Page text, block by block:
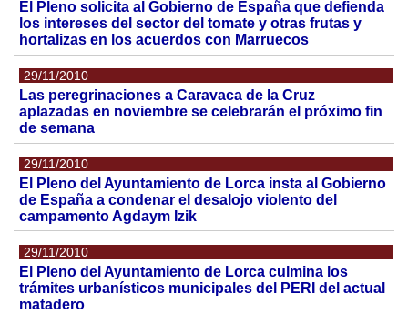
El Pleno solicita al Gobierno de España que defienda
los intereses del sector del tomate y otras frutas y
hortalizas en los acuerdos con Marruecos
29/11/2010
Las peregrinaciones a Caravaca de la Cruz
aplazadas en noviembre se celebrarán el próximo fin
de semana
29/11/2010
El Pleno del Ayuntamiento de Lorca insta al Gobierno
de España a condenar el desalojo violento del
campamento Agdaym Izik
29/11/2010
El Pleno del Ayuntamiento de Lorca culmina los
trámites urbanísticos municipales del PERI del actual
matadero